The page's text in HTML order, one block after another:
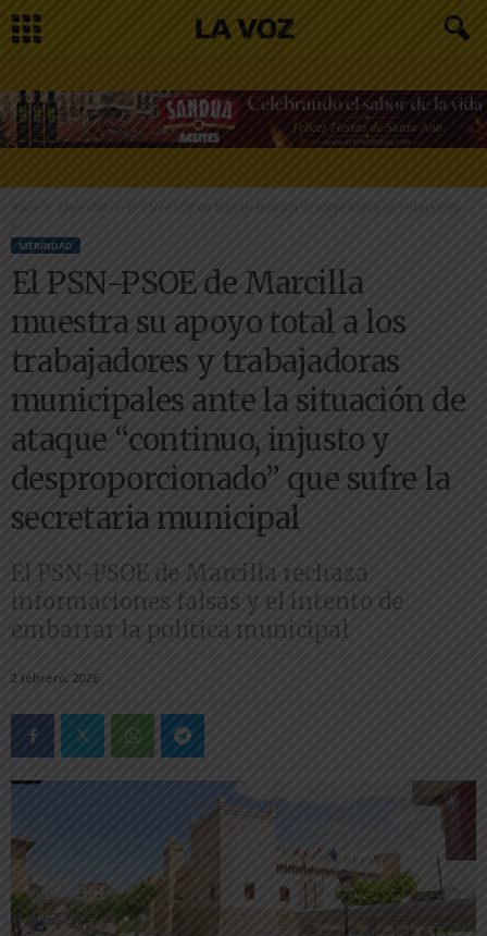
Inicio
El PSN-PSOE de Marcilla muestra su apoyo total a los trabajadores
MERINDAD
El PSN-PSOE de Marcilla
muestra su apoyo total a los
trabajadores y trabajadoras
municipales ante la situación de
ataque “continuo, injusto y
desproporcionado” que sufre la
secretaria municipal
El PSN-PSOE de Marcilla rechaza
informaciones falsas y el intento de
embarrar la política municipal
2 febrero, 2026